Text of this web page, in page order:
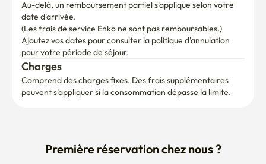
Au-delà, un remboursement partiel s'applique selon votre
date d'arrivée.
(Les frais de service Enko ne sont pas remboursables.)
Ajoutez vos dates pour consulter la politique d'annulation
pour votre période de séjour.
Charges
Comprend des charges fixes. Des frais supplémentaires
peuvent s'appliquer si la consommation dépasse la limite.
Première réservation chez nous ?